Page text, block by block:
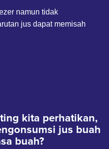
namun tidak
jus dapat memisah
kita perhatikan,
jus buah
buah?